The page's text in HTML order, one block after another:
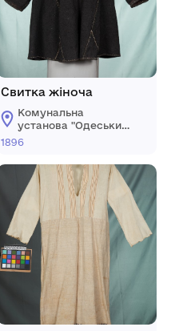
Свитка жіноча
Комунальна
установа "Одеський
історико-
1896